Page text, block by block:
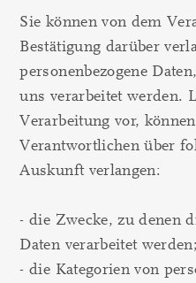
Sie können von dem
Bestätigung darüber
personenbezogene
uns verarbeitet werden.
Verarbeitung vor,
Verantwortlichen über
Auskunft verlangen:
- die Zwecke, zu denen
Daten verarbeitet werden;
- die Kategorien von